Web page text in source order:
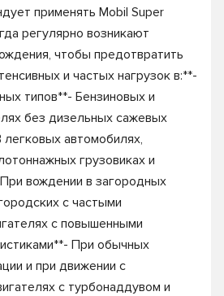
применять Mobil Super
регулярно возникают
чтобы предотвратить
и частых нагрузок в:**-
типов**- Бензиновых и
без дизельных сажевых
автомобилях,
грузовиках и
вождении в загородных
с частыми
с повышенными
При обычных
и при движении с
с турбонаддувом и